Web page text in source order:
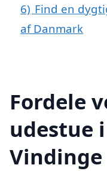
6) Find en
af Danmark
Fordele
udestue
Vindinge